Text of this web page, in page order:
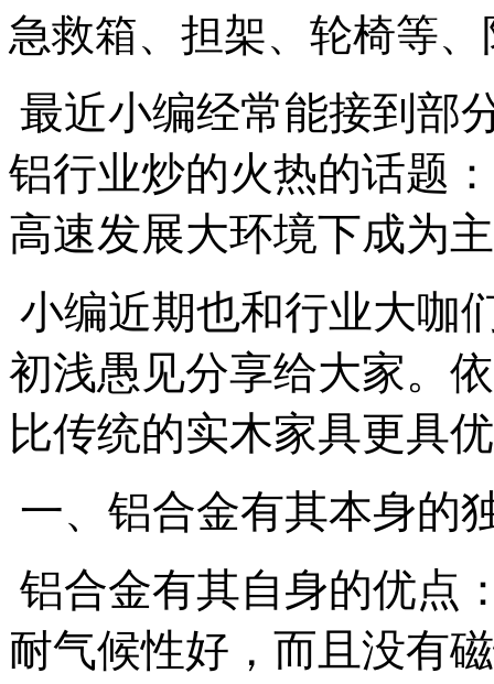
急救箱、担架、轮椅等
最近小编经常能接到部
铝行业炒的火热的话题
高速发展大环境下成为
小编近期也和行业大咖
初浅愚见分享给大家。
比传统的实木家具更具
一、铝合金有其本身的
铝合金有其自身的优点
耐气候性好，而且没有